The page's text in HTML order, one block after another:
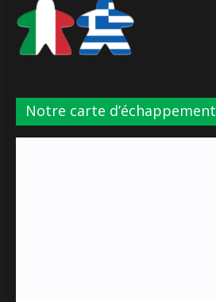
Notre carte d’échappement